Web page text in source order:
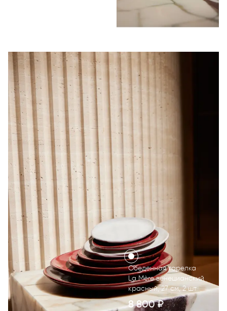
Обеденная тарелка
La Mère венецианский
красный, 27 см, 2 шт
8 800₽